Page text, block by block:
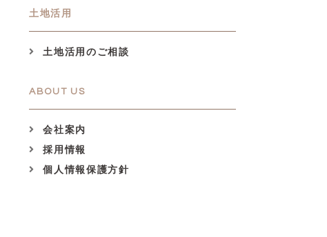
土地活用
土地活用のご相談
ABOUT US
会社案内
採用情報
個人情報保護方針